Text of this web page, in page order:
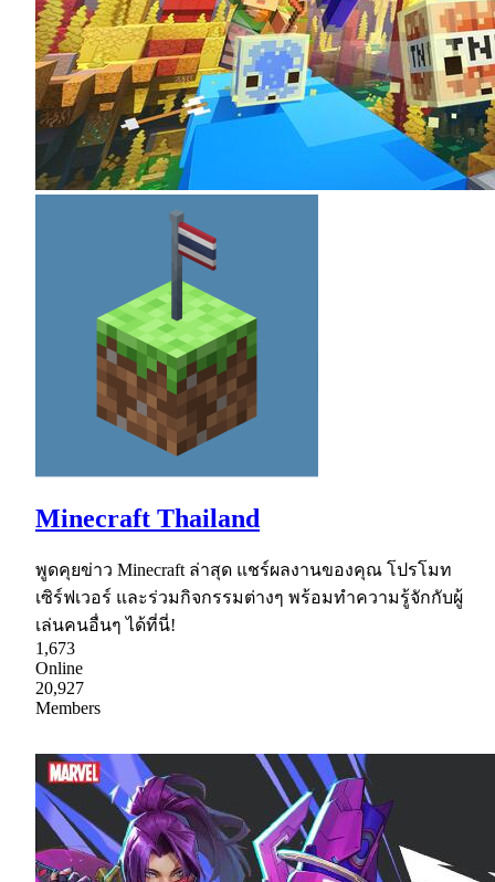
Minecraft Thailand
พูดคุยข่าว Minecraft ล่าสุด แชร์ผลงานของคุณ โปรโมท
เซิร์ฟเวอร์ และร่วมกิจกรรมต่างๆ พร้อมทำความรู้จักกับผู้
เล่นคนอื่นๆ ได้ที่นี่!
1,673
Online
20,927
Members